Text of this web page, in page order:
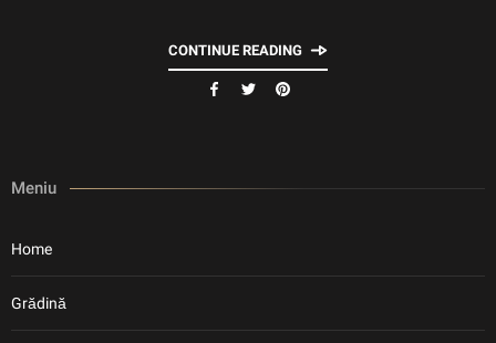
CONTINUE READING
Meniu
Home
Grădină